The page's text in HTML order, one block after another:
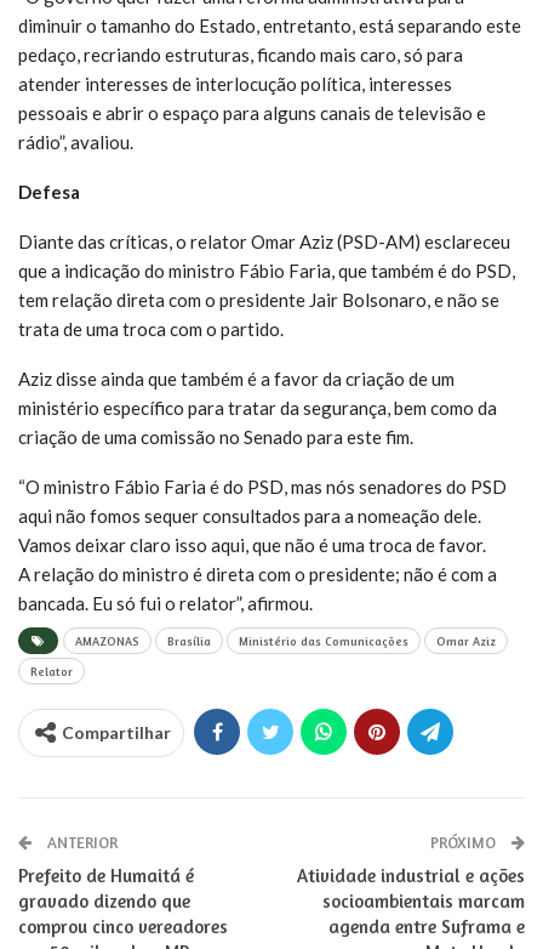
diminuir o tamanho do Estado, entretanto, está separando este
pedaço, recriando estruturas, ficando mais caro, só para
atender interesses de interlocução política, interesses
pessoais e abrir o espaço para alguns canais de televisão e
rádio”, avaliou.
Defesa
Diante das críticas, o relator Omar Aziz (PSD-AM) esclareceu
que a indicação do ministro Fábio Faria, que também é do PSD,
tem relação direta com o presidente Jair Bolsonaro, e não se
trata de uma troca com o partido.
Aziz disse ainda que também é a favor da criação de um
ministério específico para tratar da segurança, bem como da
criação de uma comissão no Senado para este fim.
“O ministro Fábio Faria é do PSD, mas nós senadores do PSD
aqui não fomos sequer consultados para a nomeação dele.
Vamos deixar claro isso aqui, que não é uma troca de favor.
A relação do ministro é direta com o presidente; não é com a
bancada. Eu só fui o relator”, afirmou.
AMAZONAS Brasília Ministério das Comunicações Omar Aziz
Relator
Compartilhar
ANTERIOR
Prefeito de Humaitá é
gravado dizendo que
comprou cinco vereadores
PRÓXIMO
Atividade industrial e ações
socioambientais marcam
agenda entre Suframa e